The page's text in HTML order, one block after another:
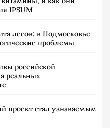
IPSUM
лесов: в Подмосковье
проблемы
российской
реальных
проект стал узнаваемым